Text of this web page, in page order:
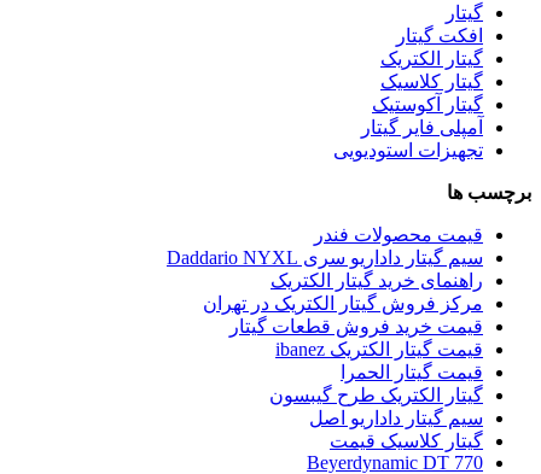
گیتار
افکت گیتار
گیتار الکتریک
گیتار کلاسیک
گیتار آکوستیک
آمپلی فایر گیتار
تجهیزات استودیویی
برچسب ها
قیمت محصولات فندر
سیم گیتار داداریو سری Daddario NYXL
راهنمای خرید گیتار الکتریک
مرکز فروش گیتار الکتریک در تهران
قیمت خرید فروش قطعات گیتار
قیمت گیتار الکتریک ibanez
قیمت گیتار الحمرا
گیتار الکتریک طرح گیبسون
سیم گیتار داداریو اصل
گیتار کلاسیک قیمت
Beyerdynamic DT 770